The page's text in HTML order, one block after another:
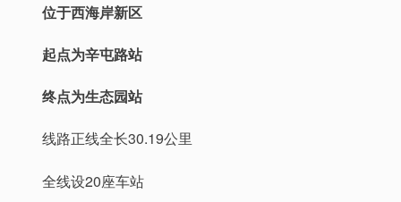
位于西海岸新区
起点为辛屯路站
终点为生态园站
线路正线全长30.19公里
全线设20座车站